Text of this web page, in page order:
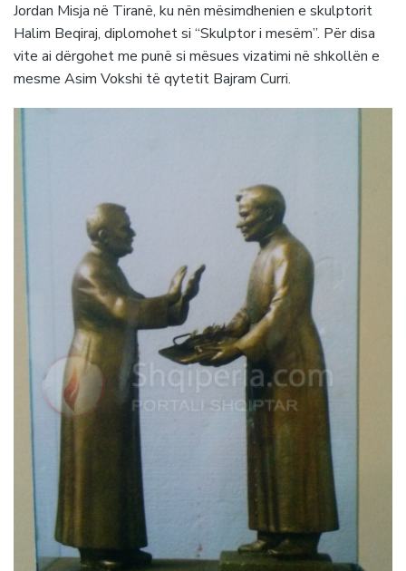
Jordan Misja në Tiranë, ku nën mësimdhenien e skulptorit
Halim Beqiraj, diplomohet si “Skulptor i mesëm”. Për disa
vite ai dërgohet me punë si mësues vizatimi në shkollën e
mesme Asim Vokshi të qytetit Bajram Curri.